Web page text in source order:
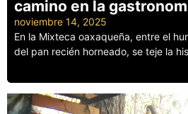
camino en la
noviembre 14, 2025
En la Mixteca oaxaqueña, entre el
del pan recién horneado, se teje la